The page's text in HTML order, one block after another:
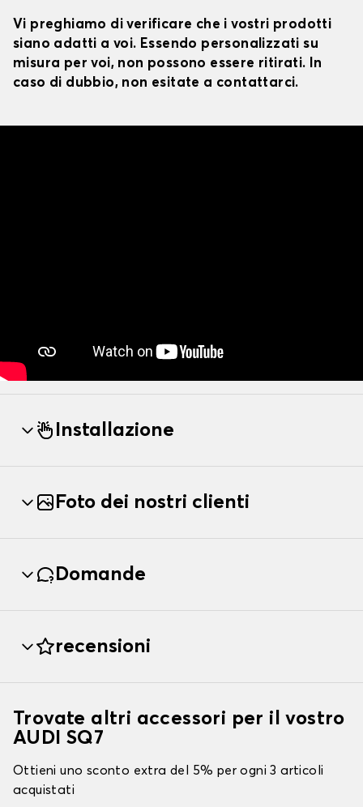
Vi preghiamo di verificare che i vostri prodotti
siano adatti a voi. Essendo personalizzati su
misura per voi, non possono essere ritirati. In
caso di dubbio, non esitate a contattarci.
Installazione
Foto dei nostri clienti
Domande
recensioni
Trovate altri accessori per il vostro
AUDI SQ7
Ottieni uno sconto extra del 5% per ogni 3 articoli
acquistati